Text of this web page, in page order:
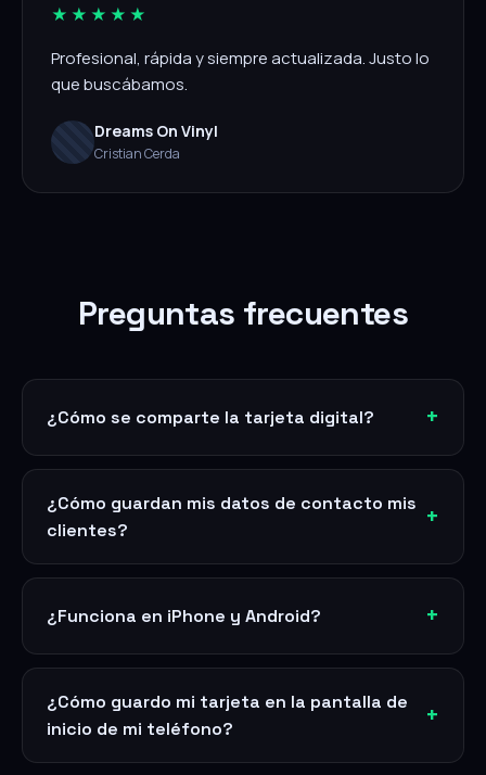
★★★★★
Profesional, rápida y siempre actualizada. Justo lo
que buscábamos.
Dreams On Vinyl
Cristian Cerda
Preguntas frecuentes
¿Cómo se comparte la tarjeta digital?
¿Cómo guardan mis datos de contacto mis
clientes?
¿Funciona en iPhone y Android?
¿Cómo guardo mi tarjeta en la pantalla de
inicio de mi teléfono?